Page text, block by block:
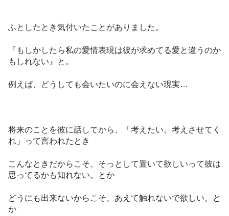
ふとしたとき気付いたことがありました。
『もしかしたら私の愛情表現は彼が求めてる愛と違うのか
もしれない』と。
例えば、どうしても会いたいのに会えない現実…
将来のことを彼に話してから、「考えたい。考えさせてく
れ」って言われたとき
こんなときだからこそ、そっとして置いて欲しいって彼は
思ってるかも知れない。とか
どうにも出来ないからこそ、あえて触れないで欲しい。と
か